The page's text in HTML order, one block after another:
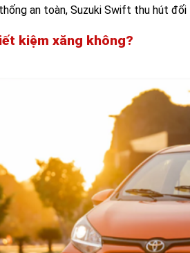
an toàn, Suzuki Swift thu hút
kiệm xăng không?